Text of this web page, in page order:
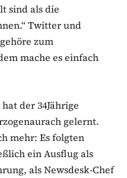
sind als die
Twitter und
zum
mache es einfach
der 34Jährige
gelernt.
mehr: Es folgten
ein Ausflug als
als Newsdesk-Chef